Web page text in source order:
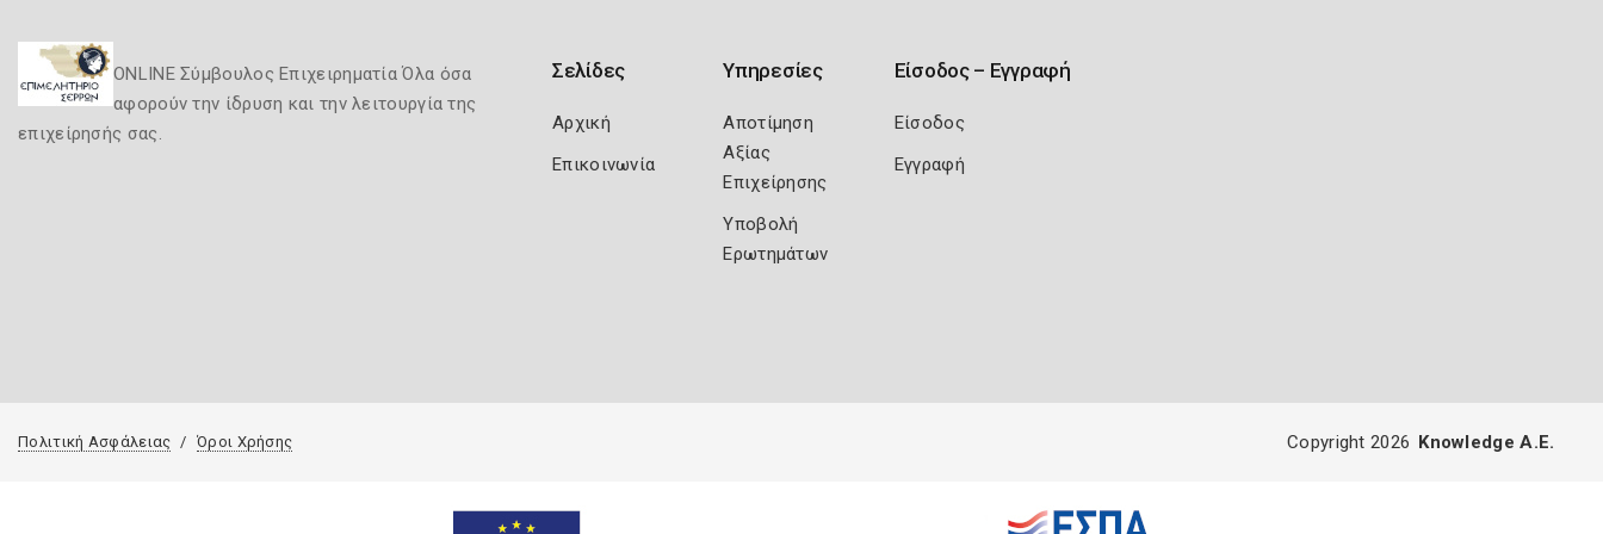
ONLINE Σύμβουλος Επιχειρηματία Όλα όσα
αφορούν την ίδρυση και την λειτουργία της
επιχείρησής σας.
Σελίδες
Αρχική
Επικοινωνία
Υπηρεσίες
Αποτίμηση
Αξίας
Επιχείρησης
Υποβολή
Ερωτημάτων
Είσοδος – Εγγραφή
Είσοδος
Εγγραφή
Πολιτική Ασφάλειας Όροι Χρήσης Copyright 2026 Knowledge A.E.